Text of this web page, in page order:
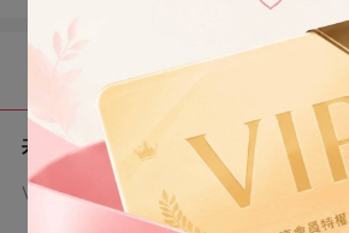
共 6 章
VIP章節可通過金幣購買提前點讀